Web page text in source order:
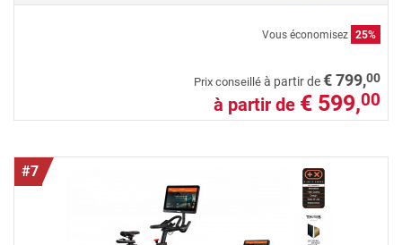
Vous économisez 25%
Prix conseillé à partir de€ 799,00
à partir de € 599,00
#7